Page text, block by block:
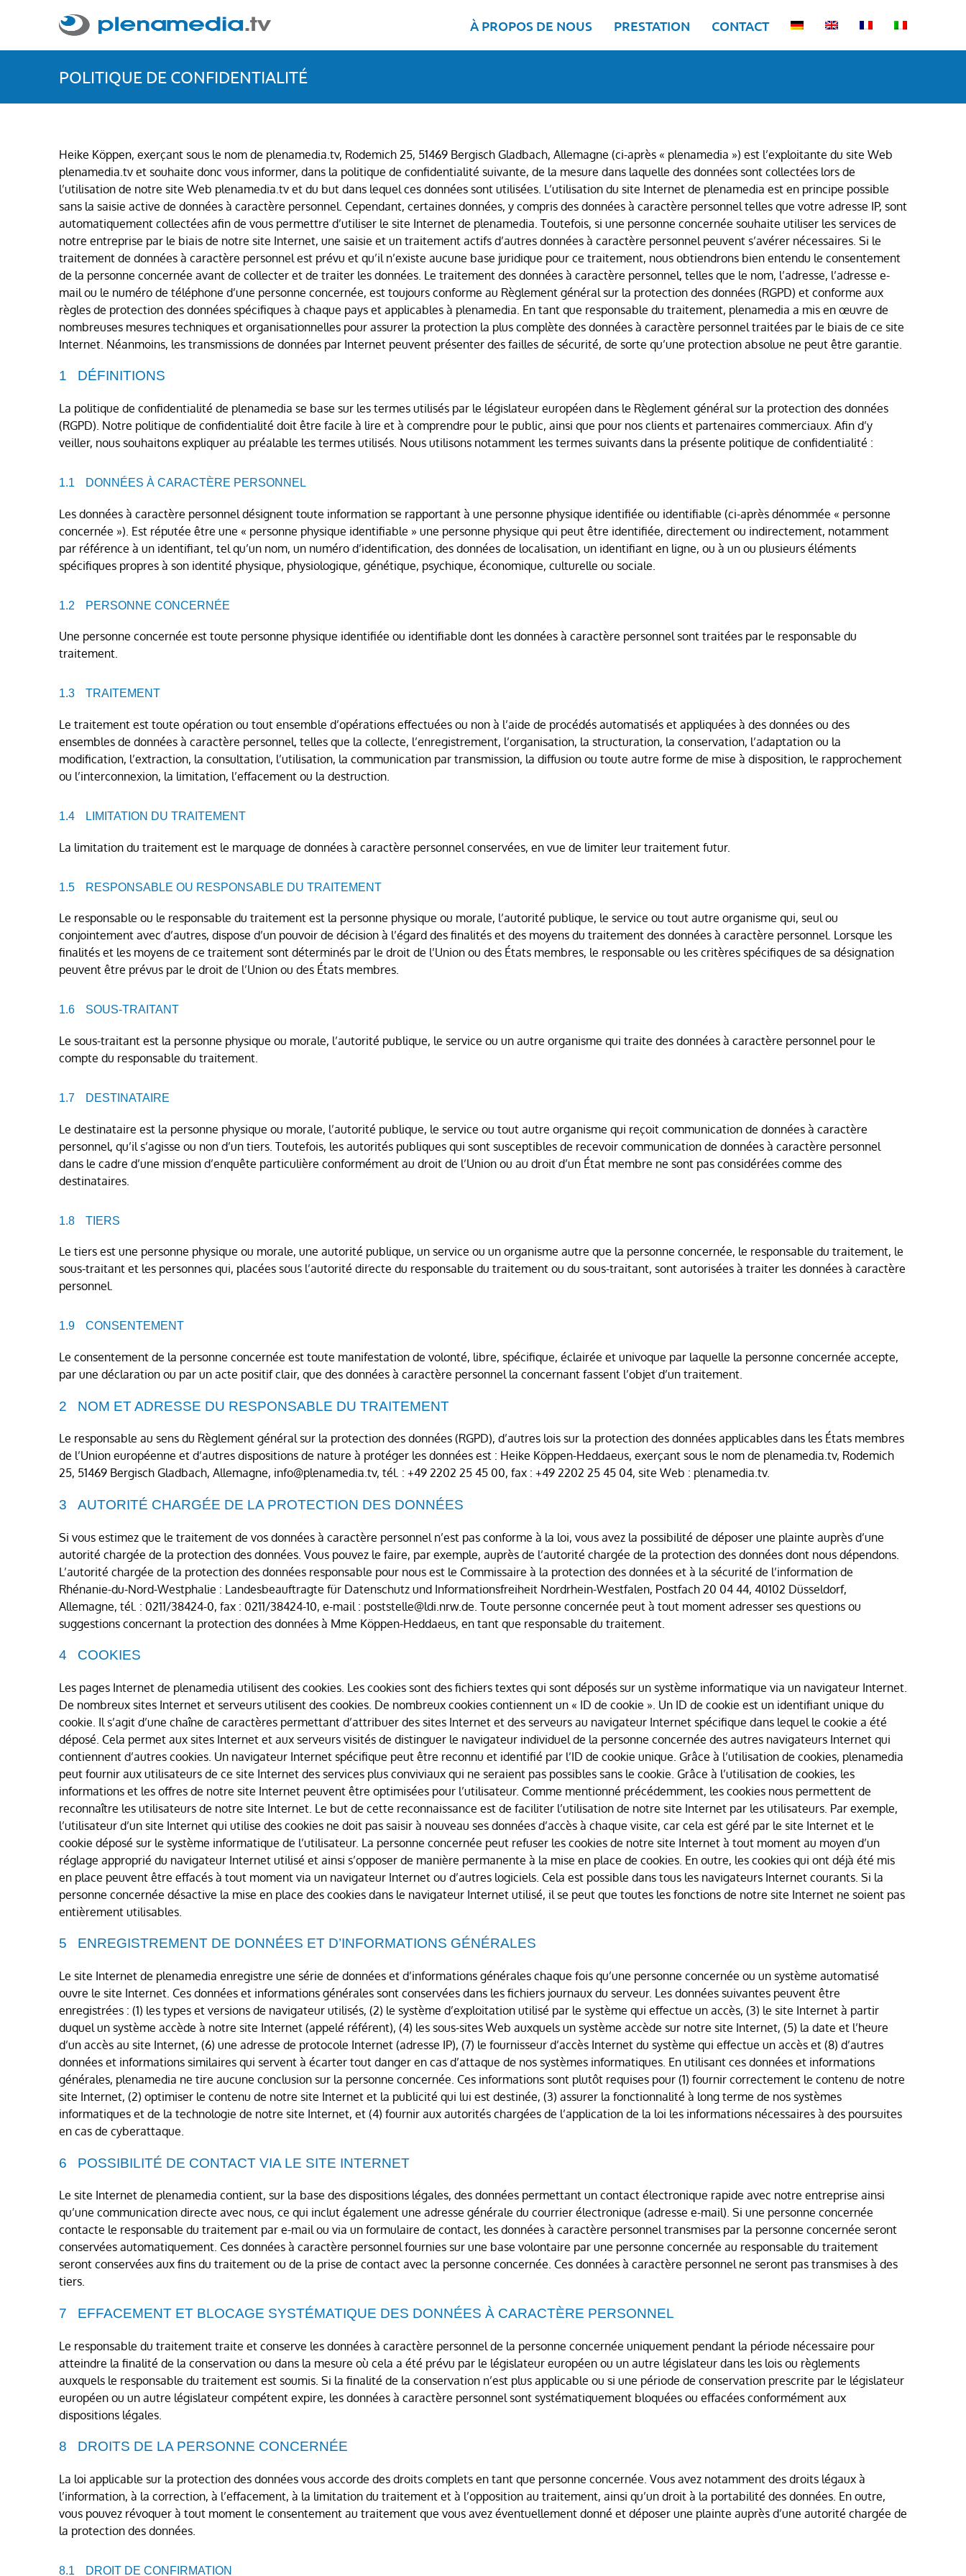
À PROPOS DE NOUS PRESTATION CONTACT
POLITIQUE DE CONFIDENTIALITÉ
Heike Köppen, exerçant sous le nom de plenamedia.tv, Rodemich 25, 51469 Bergisch Gladbach, Allemagne (ci-après « plenamedia ») est l’exploitante du site Web
plenamedia.tv et souhaite donc vous informer, dans la politique de confidentialité suivante, de la mesure dans laquelle des données sont collectées lors de
l’utilisation de notre site Web plenamedia.tv et du but dans lequel ces données sont utilisées. L’utilisation du site Internet de plenamedia est en principe possible
sans la saisie active de données à caractère personnel. Cependant, certaines données, y compris des données à caractère personnel telles que votre adresse IP, sont
automatiquement collectées afin de vous permettre d’utiliser le site Internet de plenamedia. Toutefois, si une personne concernée souhaite utiliser les services de
notre entreprise par le biais de notre site Internet, une saisie et un traitement actifs d’autres données à caractère personnel peuvent s’avérer nécessaires. Si le
traitement de données à caractère personnel est prévu et qu’il n’existe aucune base juridique pour ce traitement, nous obtiendrons bien entendu le consentement
de la personne concernée avant de collecter et de traiter les données. Le traitement des données à caractère personnel, telles que le nom, l’adresse, l’adresse e-
mail ou le numéro de téléphone d’une personne concernée, est toujours conforme au Règlement général sur la protection des données (RGPD) et conforme aux
règles de protection des données spécifiques à chaque pays et applicables à plenamedia. En tant que responsable du traitement, plenamedia a mis en œuvre de
nombreuses mesures techniques et organisationnelles pour assurer la protection la plus complète des données à caractère personnel traitées par le biais de ce site
Internet. Néanmoins, les transmissions de données par Internet peuvent présenter des failles de sécurité, de sorte qu’une protection absolue ne peut être garantie.
DÉFINITIONS
La politique de confidentialité de plenamedia se base sur les termes utilisés par le législateur européen dans le Règlement général sur la protection des données
(RGPD). Notre politique de confidentialité doit être facile à lire et à comprendre pour le public, ainsi que pour nos clients et partenaires commerciaux. Afin d’y
veiller, nous souhaitons expliquer au préalable les termes utilisés. Nous utilisons notamment les termes suivants dans la présente politique de confidentialité :
DONNÉES À CARACTÈRE PERSONNEL
Les données à caractère personnel désignent toute information se rapportant à une personne physique identifiée ou identifiable (ci-après dénommée « personne
concernée »). Est réputée être une « personne physique identifiable » une personne physique qui peut être identifiée, directement ou indirectement, notamment
par référence à un identifiant, tel qu’un nom, un numéro d’identification, des données de localisation, un identifiant en ligne, ou à un ou plusieurs éléments
spécifiques propres à son identité physique, physiologique, génétique, psychique, économique, culturelle ou sociale.
PERSONNE CONCERNÉE
Une personne concernée est toute personne physique identifiée ou identifiable dont les données à caractère personnel sont traitées par le responsable du
traitement.
TRAITEMENT
Le traitement est toute opération ou tout ensemble d’opérations effectuées ou non à l’aide de procédés automatisés et appliquées à des données ou des
ensembles de données à caractère personnel, telles que la collecte, l’enregistrement, l’organisation, la structuration, la conservation, l’adaptation ou la
modification, l’extraction, la consultation, l’utilisation, la communication par transmission, la diffusion ou toute autre forme de mise à disposition, le rapprochement
ou l’interconnexion, la limitation, l’effacement ou la destruction.
LIMITATION DU TRAITEMENT
La limitation du traitement est le marquage de données à caractère personnel conservées, en vue de limiter leur traitement futur.
RESPONSABLE OU RESPONSABLE DU TRAITEMENT
Le responsable ou le responsable du traitement est la personne physique ou morale, l’autorité publique, le service ou tout autre organisme qui, seul ou
conjointement avec d’autres, dispose d’un pouvoir de décision à l’égard des finalités et des moyens du traitement des données à caractère personnel. Lorsque les
finalités et les moyens de ce traitement sont déterminés par le droit de l’Union ou des États membres, le responsable ou les critères spécifiques de sa désignation
peuvent être prévus par le droit de l’Union ou des États membres.
SOUS-TRAITANT
Le sous-traitant est la personne physique ou morale, l’autorité publique, le service ou un autre organisme qui traite des données à caractère personnel pour le
compte du responsable du traitement.
DESTINATAIRE
Le destinataire est la personne physique ou morale, l’autorité publique, le service ou tout autre organisme qui reçoit communication de données à caractère
personnel, qu’il s’agisse ou non d’un tiers. Toutefois, les autorités publiques qui sont susceptibles de recevoir communication de données à caractère personnel
dans le cadre d’une mission d’enquête particulière conformément au droit de l’Union ou au droit d’un État membre ne sont pas considérées comme des
destinataires.
TIERS
Le tiers est une personne physique ou morale, une autorité publique, un service ou un organisme autre que la personne concernée, le responsable du traitement, le
sous-traitant et les personnes qui, placées sous l’autorité directe du responsable du traitement ou du sous-traitant, sont autorisées à traiter les données à caractère
personnel.
CONSENTEMENT
Le consentement de la personne concernée est toute manifestation de volonté, libre, spécifique, éclairée et univoque par laquelle la personne concernée accepte,
par une déclaration ou par un acte positif clair, que des données à caractère personnel la concernant fassent l’objet d’un traitement.
NOM ET ADRESSE DU RESPONSABLE DU TRAITEMENT
Le responsable au sens du Règlement général sur la protection des données (RGPD), d’autres lois sur la protection des données applicables dans les États membres
de l’Union européenne et d’autres dispositions de nature à protéger les données est : Heike Köppen-Heddaeus, exerçant sous le nom de plenamedia.tv, Rodemich
25, 51469 Bergisch Gladbach, Allemagne, info@plenamedia.tv, tél. : +49 2202 25 45 00, fax : +49 2202 25 45 04, site Web : plenamedia.tv.
AUTORITÉ CHARGÉE DE LA PROTECTION DES DONNÉES
Si vous estimez que le traitement de vos données à caractère personnel n’est pas conforme à la loi, vous avez la possibilité de déposer une plainte auprès d’une
autorité chargée de la protection des données. Vous pouvez le faire, par exemple, auprès de l’autorité chargée de la protection des données dont nous dépendons.
L’autorité chargée de la protection des données responsable pour nous est le Commissaire à la protection des données et à la sécurité de l’information de
Rhénanie-du-Nord-Westphalie : Landesbeauftragte für Datenschutz und Informationsfreiheit Nordrhein-Westfalen, Postfach 20 04 44, 40102 Düsseldorf,
Allemagne, tél. : 0211/38424-0, fax : 0211/38424-10, e-mail : poststelle@ldi.nrw.de. Toute personne concernée peut à tout moment adresser ses questions ou
suggestions concernant la protection des données à Mme Köppen-Heddaeus, en tant que responsable du traitement.
COOKIES
Les pages Internet de plenamedia utilisent des cookies. Les cookies sont des fichiers textes qui sont déposés sur un système informatique via un navigateur Internet.
De nombreux sites Internet et serveurs utilisent des cookies. De nombreux cookies contiennent un « ID de cookie ». Un ID de cookie est un identifiant unique du
cookie. Il s’agit d’une chaîne de caractères permettant d’attribuer des sites Internet et des serveurs au navigateur Internet spécifique dans lequel le cookie a été
déposé. Cela permet aux sites Internet et aux serveurs visités de distinguer le navigateur individuel de la personne concernée des autres navigateurs Internet qui
contiennent d’autres cookies. Un navigateur Internet spécifique peut être reconnu et identifié par l’ID de cookie unique. Grâce à l’utilisation de cookies, plenamedia
peut fournir aux utilisateurs de ce site Internet des services plus conviviaux qui ne seraient pas possibles sans le cookie. Grâce à l’utilisation de cookies, les
informations et les offres de notre site Internet peuvent être optimisées pour l’utilisateur. Comme mentionné précédemment, les cookies nous permettent de
reconnaître les utilisateurs de notre site Internet. Le but de cette reconnaissance est de faciliter l’utilisation de notre site Internet par les utilisateurs. Par exemple,
l’utilisateur d’un site Internet qui utilise des cookies ne doit pas saisir à nouveau ses données d’accès à chaque visite, car cela est géré par le site Internet et le
cookie déposé sur le système informatique de l’utilisateur. La personne concernée peut refuser les cookies de notre site Internet à tout moment au moyen d’un
réglage approprié du navigateur Internet utilisé et ainsi s’opposer de manière permanente à la mise en place de cookies. En outre, les cookies qui ont déjà été mis
en place peuvent être effacés à tout moment via un navigateur Internet ou d’autres logiciels. Cela est possible dans tous les navigateurs Internet courants. Si la
personne concernée désactive la mise en place des cookies dans le navigateur Internet utilisé, il se peut que toutes les fonctions de notre site Internet ne soient pas
entièrement utilisables.
ENREGISTREMENT DE DONNÉES ET D’INFORMATIONS GÉNÉRALES
Le site Internet de plenamedia enregistre une série de données et d’informations générales chaque fois qu’une personne concernée ou un système automatisé
ouvre le site Internet. Ces données et informations générales sont conservées dans les fichiers journaux du serveur. Les données suivantes peuvent être
enregistrées : (1) les types et versions de navigateur utilisés, (2) le système d’exploitation utilisé par le système qui effectue un accès, (3) le site Internet à partir
duquel un système accède à notre site Internet (appelé référent), (4) les sous-sites Web auxquels un système accède sur notre site Internet, (5) la date et l’heure
d’un accès au site Internet, (6) une adresse de protocole Internet (adresse IP), (7) le fournisseur d’accès Internet du système qui effectue un accès et (8) d’autres
données et informations similaires qui servent à écarter tout danger en cas d’attaque de nos systèmes informatiques. En utilisant ces données et informations
générales, plenamedia ne tire aucune conclusion sur la personne concernée. Ces informations sont plutôt requises pour (1) fournir correctement le contenu de notre
site Internet, (2) optimiser le contenu de notre site Internet et la publicité qui lui est destinée, (3) assurer la fonctionnalité à long terme de nos systèmes
informatiques et de la technologie de notre site Internet, et (4) fournir aux autorités chargées de l’application de la loi les informations nécessaires à des poursuites
en cas de cyberattaque.
POSSIBILITÉ DE CONTACT VIA LE SITE INTERNET
Le site Internet de plenamedia contient, sur la base des dispositions légales, des données permettant un contact électronique rapide avec notre entreprise ainsi
qu’une communication directe avec nous, ce qui inclut également une adresse générale du courrier électronique (adresse e-mail). Si une personne concernée
contacte le responsable du traitement par e-mail ou via un formulaire de contact, les données à caractère personnel transmises par la personne concernée seront
conservées automatiquement. Ces données à caractère personnel fournies sur une base volontaire par une personne concernée au responsable du traitement
seront conservées aux fins du traitement ou de la prise de contact avec la personne concernée. Ces données à caractère personnel ne seront pas transmises à des
tiers.
EFFACEMENT ET BLOCAGE SYSTÉMATIQUE DES DONNÉES À CARACTÈRE PERSONNEL
Le responsable du traitement traite et conserve les données à caractère personnel de la personne concernée uniquement pendant la période nécessaire pour
atteindre la finalité de la conservation ou dans la mesure où cela a été prévu par le législateur européen ou un autre législateur dans les lois ou règlements
auxquels le responsable du traitement est soumis. Si la finalité de la conservation n’est plus applicable ou si une période de conservation prescrite par le législateur
européen ou un autre législateur compétent expire, les données à caractère personnel sont systématiquement bloquées ou effacées conformément aux
dispositions légales.
DROITS DE LA PERSONNE CONCERNÉE
La loi applicable sur la protection des données vous accorde des droits complets en tant que personne concernée. Vous avez notamment des droits légaux à
l’information, à la correction, à l’effacement, à la limitation du traitement et à l’opposition au traitement, ainsi qu’un droit à la portabilité des données. En outre,
vous pouvez révoquer à tout moment le consentement au traitement que vous avez éventuellement donné et déposer une plainte auprès d’une autorité chargée de
la protection des données.
DROIT DE CONFIRMATION